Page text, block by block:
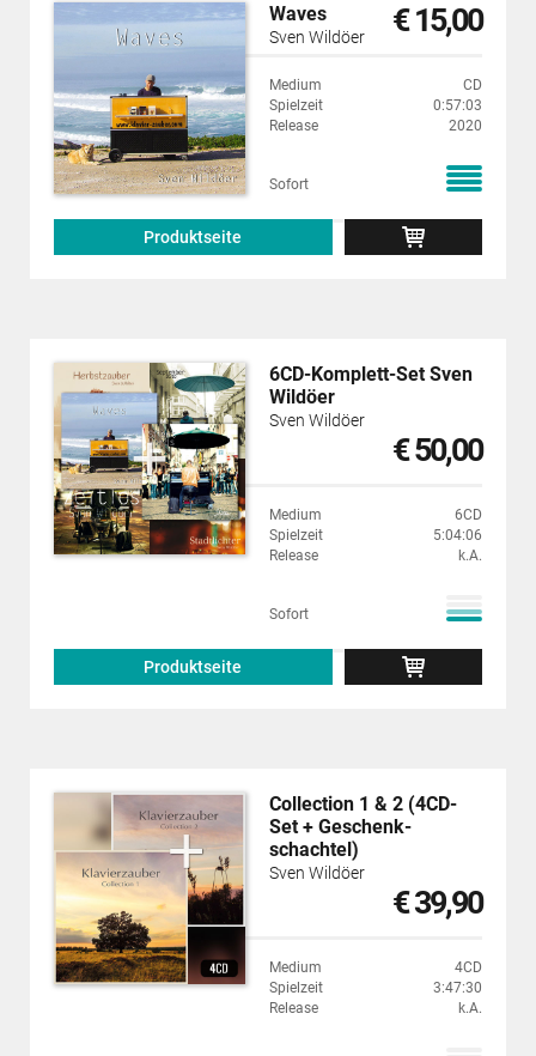
Waves
Sven Wildöer € 15,00
Medium
CD
Spielzeit
0:57:03
Release
2020
Sofort
Produktseite
6CD-Komplett-Set Sven
Wildöer
Sven Wildöer
€ 50,00
Medium
6CD
Spielzeit
5:04:06
Release
k.A.
Sofort
Produktseite
Collection 1 & 2 (4CD-
Set + Geschenk­
schachtel)
Sven Wildöer
€ 39,90
Medium
4CD
Spielzeit
3:47:30
Release
k.A.